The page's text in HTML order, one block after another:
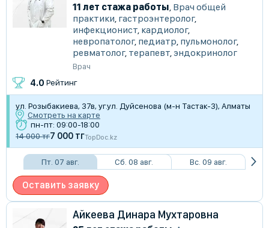
11 лет стажа работы Врач общей
практики гастроэнтеролог,
инфекционист кардиолог,
невропатолог, педиатр пульмонолог,
ревматолог, терапевт эндокринолог
Врач
4.0 Рейтинг
​ул. Розыбакиева, 37в, уг.ул. Дуйсенова (м-н Тастак-3), Алматы
Смотреть на карте
пн-пт: 09:00-18:00
14 000 тг7 000 тгTopDoc.kz
Пт. 07 авг. Сб. 08 авг. Вс. 09 авг.
Оставить заявку
Айкеева Динара Мухтаровна